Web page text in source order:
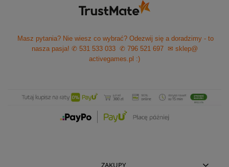
Masz pytania? Nie wiesz co wybrać? Odezwij się a doradzimy - to
nasza pasja! ✆ 531 533 033 ✆ 796 521 697
✉ sklep@
activegames.pl :)
ZAKUPY